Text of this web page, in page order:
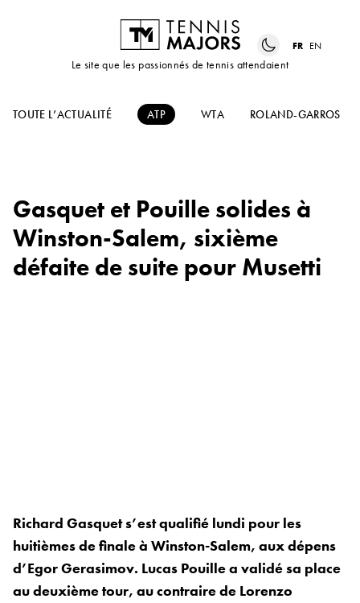
Le site que les passionnés de tennis attendaient
FR EN
TOUTE L’ACTUALITÉ ATP WTA ROLAND-GARROS
Gasquet et Pouille solides à
Winston-Salem, sixième
défaite de suite pour Musetti
Richard Gasquet s’est qualifié lundi pour les
huitièmes de finale à Winston-Salem, aux dépens
d’Egor Gerasimov. Lucas Pouille a validé sa place
au deuxième tour, au contraire de Lorenzo